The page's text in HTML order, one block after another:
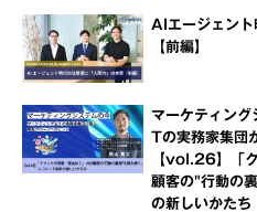
AIエージェント
【前編】
マーケティング
Tの実務家集団
【vol.26】「
顧客の"行動の
の新しいかたち